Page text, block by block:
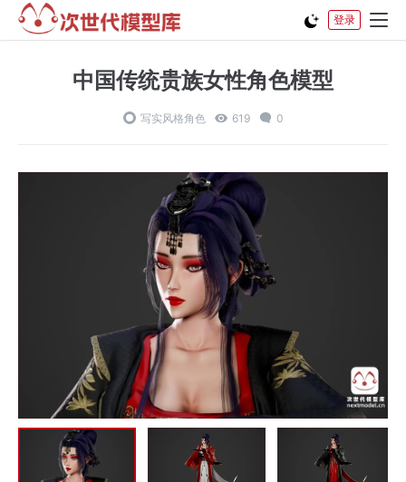
登录
中国传统贵族女性角色模型
写实风格角色 619 0